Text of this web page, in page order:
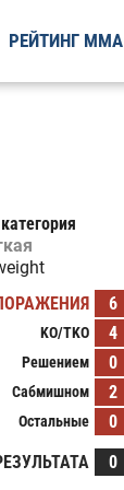
РЕЙТИНГ ММА
6
KO/TKO 4
Решением
0
Сабмишном
2
Остальные
0
0